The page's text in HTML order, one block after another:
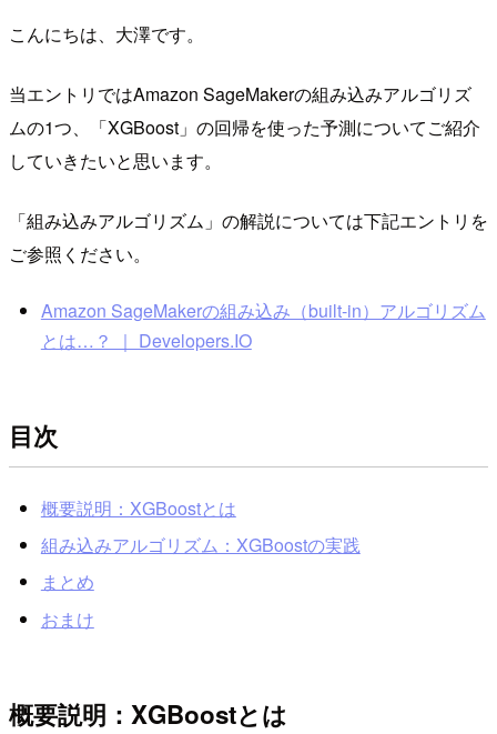
こんにちは、大澤です。
当エントリではAmazon SageMakerの組み込みアルゴリズ
ムの1つ、「XGBoost」の回帰を使った予測についてご紹介
していきたいと思います。
「組み込みアルゴリズム」の解説については下記エントリを
ご参照ください。
Amazon SageMakerの組み込み（built-in）アルゴリズム
とは…？ ｜ Developers.IO
目次
概要説明：XGBoostとは
組み込みアルゴリズム：XGBoostの実践
まとめ
おまけ
概要説明：XGBoostとは